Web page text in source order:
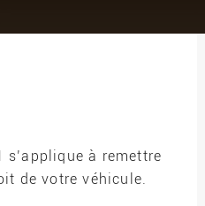
s’applique à remettre
de votre véhicule.